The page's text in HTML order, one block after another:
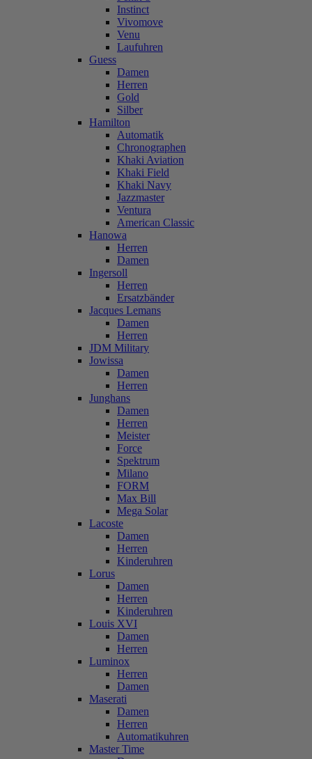
Instinct
Vivomove
Venu
Laufuhren
Guess
Damen
Herren
Gold
Silber
Hamilton
Automatik
Chronographen
Khaki Aviation
Khaki Field
Khaki Navy
Jazzmaster
Ventura
American Classic
Hanowa
Herren
Damen
Ingersoll
Herren
Ersatzbänder
Jacques Lemans
Damen
Herren
JDM Military
Jowissa
Damen
Herren
Junghans
Damen
Herren
Meister
Force
Spektrum
Milano
FORM
Max Bill
Mega Solar
Lacoste
Damen
Herren
Kinderuhren
Lorus
Damen
Herren
Kinderuhren
Louis XVI
Damen
Herren
Luminox
Herren
Damen
Maserati
Damen
Herren
Automatikuhren
Master Time